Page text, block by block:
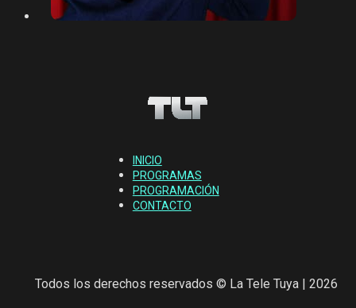
INICIO
PROGRAMAS
PROGRAMACIÓN
CONTACTO
Todos los derechos reservados © La Tele Tuya | 2026